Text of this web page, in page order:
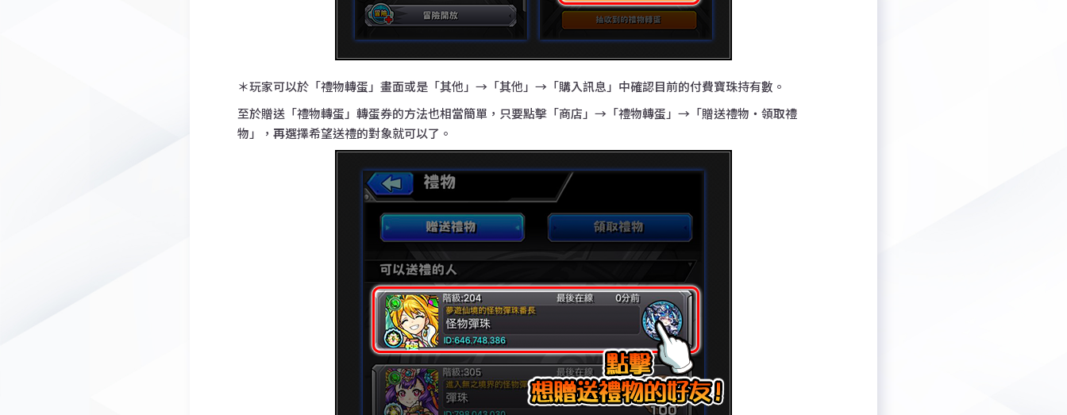
＊玩家可以於「禮物轉蛋」畫面或是「其他」→「其他」→「購入訊息」中確認目前的付費寶珠持有數。
至於贈送「禮物轉蛋」轉蛋券的方法也相當簡單，只要點擊「商店」→「禮物轉蛋」→「贈送禮物・領取禮
物」，再選擇希望送禮的對象就可以了。